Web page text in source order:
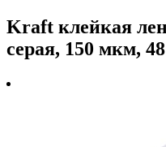
Kraft клейкая
серая, 150 мкм,